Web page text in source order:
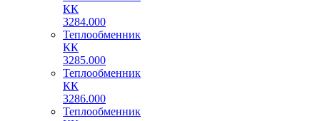
КК
3284.000
Теплообменник
КК
3285.000
Теплообменник
КК
3286.000
Теплообменник